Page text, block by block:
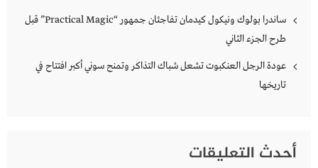
ساندرا بولوك ونيكول كيدمان تفاجئان جمهور “Practical Magic” قبل
طرح الجزء الثاني
عودة الرجل العنكبوت تشعل شباك التذاكر وتمنح سوني أكبر افتتاح في
تاريخها
أحدث التعليقات